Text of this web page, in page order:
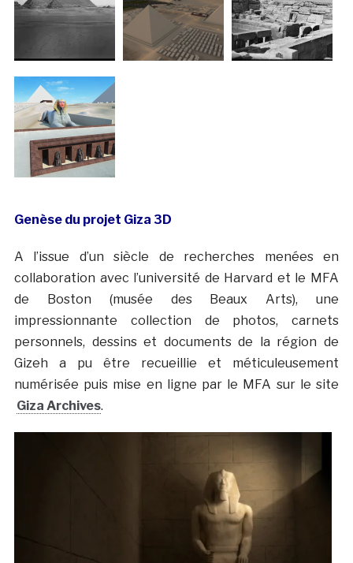
Genèse du projet Giza 3D
A l’issue d’un siècle de recherches menées en
collaboration avec l’université de Harvard et le MFA
de Boston (musée des Beaux Arts), une
impressionnante collection de photos, carnets
personnels, dessins et documents de la région de
Gizeh a pu être recueillie et méticuleusement
numérisée puis mise en ligne par le MFA sur le site
Giza Archives.